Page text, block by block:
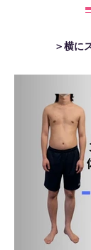
＞横に